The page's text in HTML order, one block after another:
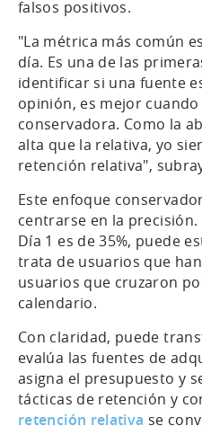
falsos positivos.
"La métrica más común
día. Es una de las
identificar si una fuente
opinión, es mejor
conservadora. Como la
alta que la relativa, yo
retención relativa",
Este enfoque
centrarse en la
Día 1 es de 35%, puede
trata de usuarios que
usuarios que cruzaron
calendario.
Con claridad, puede
evalúa las fuentes de
asigna el presupuesto y
tácticas de retención y
retención relativa se